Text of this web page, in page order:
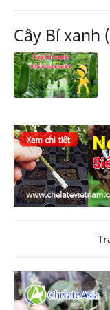
Cây Bí xanh